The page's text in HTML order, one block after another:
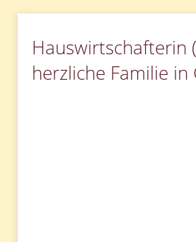
Hauswirtschafterin
herzliche Familie